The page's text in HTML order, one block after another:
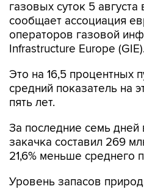
газовых суток 5
сообщает ассоциация
операторов газовой
Infrastructure Europe
Это на 16,5 процентных
средний показатель на
пять лет.
За последние семь дней
закачка составил 269
21,6% меньше среднего
Уровень запасов